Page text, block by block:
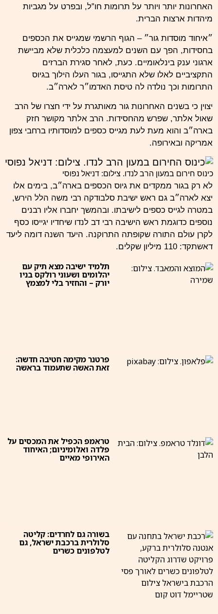
האחרונות יותר ויותר על תרומות חו”ל, ובפרט על מגביות
מיהדות ארצות הברית.
״איחוד מוסדות גור״ – הגוף הרשמי שמגייס את הכספים
בחסידות, הפך עם השנים למעצמה כלכלית שלא מביישת
ארגוני ענק בינלאומיים. כעת, לאחר סגירת הברזים
התקציביים לאלו שלא התגייסו, בגור העלו הילוך בגיוס
התרומות וכך נולדה לה טיסת האדמו״ר לארה״ב.
יצוין כי בשנים האחרונות גור מאותגרת על ידי חצרו של הרב
שאול אלתר, שפרש מהחסידות. הרב אלתר מקושר חזק
בארה״ב והוא מעת לעת מגייס כספים למוסדותיו ברחבי צפון
אמריקה ובאירופה.
כינוס חירום במעון הרב לנדו. צילום: דניאל נפוסי
לא רק בגור ממקדים את גיוס הכספים בארה״ב, בימים אלו
יצא לארה״ב גם ראש ישיבת סלבודקה רבי משה הלל הירש,
במטרה לגייס כספים לישיבתו. ובהמשך יחברו אליו רבנים
נוספים כדוגמת ראש הישיבה רבי דב לנדו שיחדיו יגייסו כסף
לקרן עולם התורה שקופתה התרוקנה. היעד השנה דומה ליעד
דאשתקד: 110 מיליון שקלים.
תלמיד ישיבה מצא תיק עם
יהלומים ושעוני רולקס בניו
יורק – והחזיר בלי למצמץ
פרטנר מקימה חטיבה חדשה:
זאת האשה שתעמוד בראשה
טראמפ הכפיל את המכסים על
פלדה ואלומיניום; האיחוד
האירופי מאיים
בשורה גם לחרדים: קליטה
סלולרית ברכבת ישראל, גם
לטלפונים כשרים